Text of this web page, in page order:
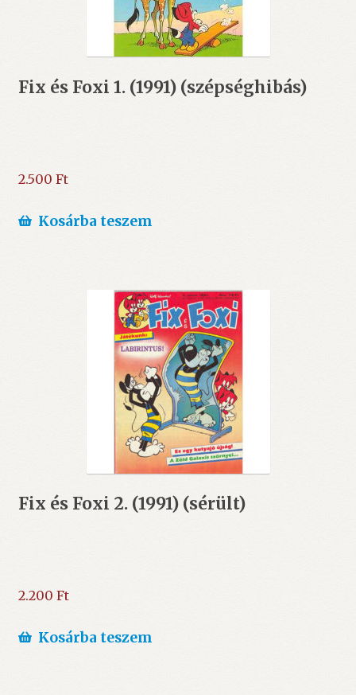
Fix és Foxi 1. (1991) (szépséghibás)
2.500 Ft
Kosárba teszem
Fix és Foxi 2. (1991) (sérült)
2.200 Ft
Kosárba teszem